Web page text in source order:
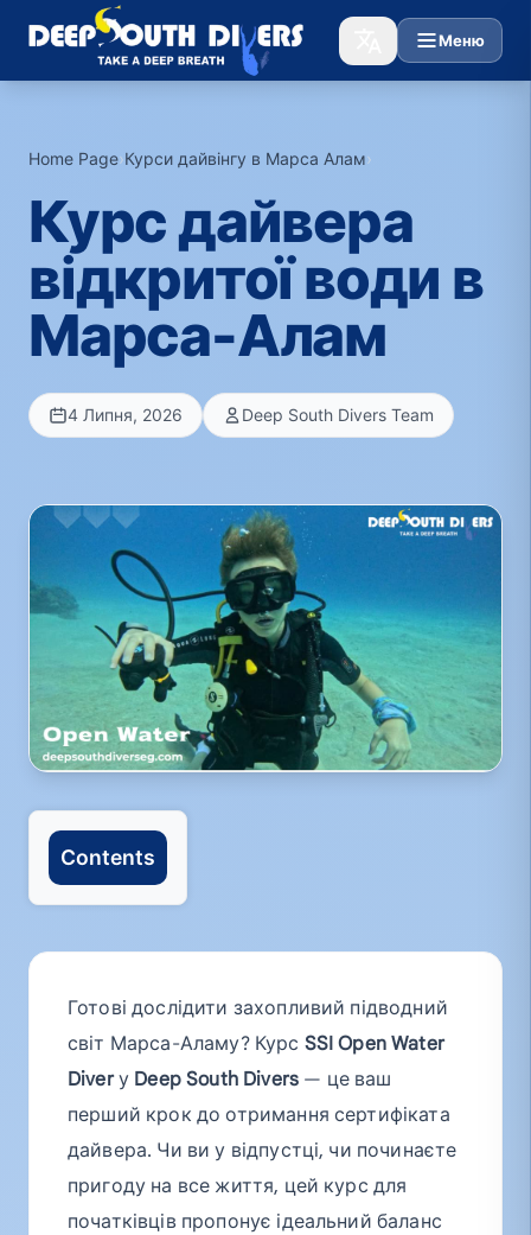
Меню
Home Page›Курси дайвінгу в Марса Алам›
Курс дайвера
відкритої води в
Марса-Алам
4 Липня, 2026 Deep South Divers Team
Contents
Готові дослідити захопливий підводний
світ Марса-Аламу? Курс SSI Open Water
Diverу Deep South Divers — це ваш
перший крок до отримання сертифіката
дайвера. Чи ви у відпустці, чи починаєте
пригоду на все життя, цей курс для
початківців пропонує ідеальний баланс